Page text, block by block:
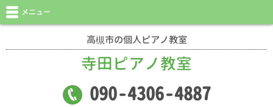
高槻市の個人ピアノ教室
寺田ピアノ教室
090-4306-4887
メニュー